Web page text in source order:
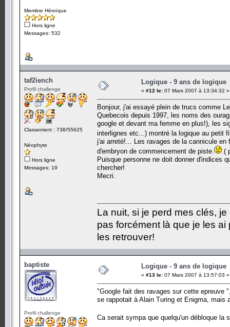
Membre Héroïque
Hors ligne
Messages: 532
taf2iench
Profil challenge
Classement : 738/55625
Néophyte
Hors ligne
Messages: 19
Logique - 9 ans de logique
« #12 le: 07 Mars 2007 à 13:34:32 »
Bonjour, j'ai essayé plein de trucs comme
Quebecois depuis 1997, les noms des
google et devant ma femme en plus!), les
interlignes etc...) montré la logique au petit
j'ai arreté!... Les ravages de la cannicule
d'embryon de commencement de piste.
.(
Puisque personne ne doit donner d'indices
chercher!
Mecri.
La nuit, si je perd mes clés,
pas forcément là que je les
les retrouver!
baptiste
Profil challenge
Logique - 9 ans de logique
« #13 le: 07 Mars 2007 à 13:57:03 »
"Google fait des ravages sur cette epreuve
se rappotait à Alain Turing et Enigma, mais
Ca serait sympa que quelqu'un débloque la